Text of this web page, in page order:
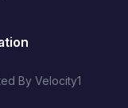
By Velocity1